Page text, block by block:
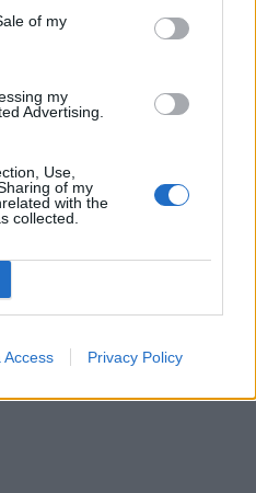
of my
my
Advertising.
Use,
of my
with the
collected.
Access Privacy Policy
απεργίας
07/11/2019 - 11:30